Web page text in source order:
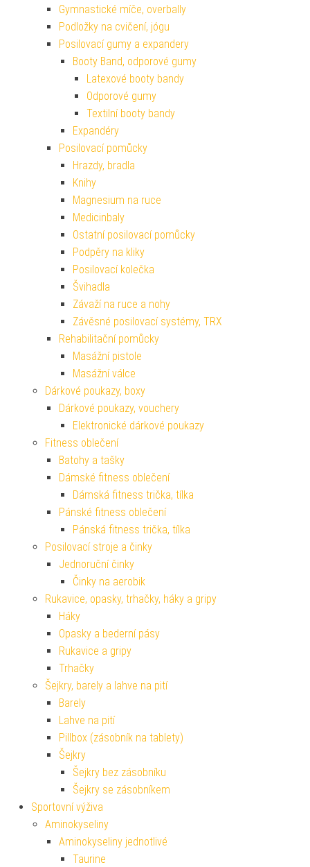
Gymnastické míče, overbally
Podložky na cvičení, jógu
Posilovací gumy a expandery
Booty Band, odporové gumy
Latexové booty bandy
Odporové gumy
Textilní booty bandy
Expandéry
Posilovací pomůcky
Hrazdy, bradla
Knihy
Magnesium na ruce
Medicinbaly
Ostatní posilovací pomůcky
Podpěry na kliky
Posilovací kolečka
Švihadla
Závaží na ruce a nohy
Závěsné posilovací systémy, TRX
Rehabilitační pomůcky
Masážní pistole
Masážní válce
Dárkové poukazy, boxy
Dárkové poukazy, vouchery
Elektronické dárkové poukazy
Fitness oblečení
Batohy a tašky
Dámské fitness oblečení
Dámská fitness trička, tílka
Pánské fitness oblečení
Pánská fitness trička, tílka
Posilovací stroje a činky
Jednoruční činky
Činky na aerobik
Rukavice, opasky, trhačky, háky a gripy
Háky
Opasky a bederní pásy
Rukavice a gripy
Trhačky
Šejkry, barely a lahve na pití
Barely
Lahve na pití
Pillbox (zásobník na tablety)
Šejkry
Šejkry bez zásobníku
Šejkry se zásobníkem
Sportovní výživa
Aminokyseliny
Aminokyseliny jednotlivé
Taurine